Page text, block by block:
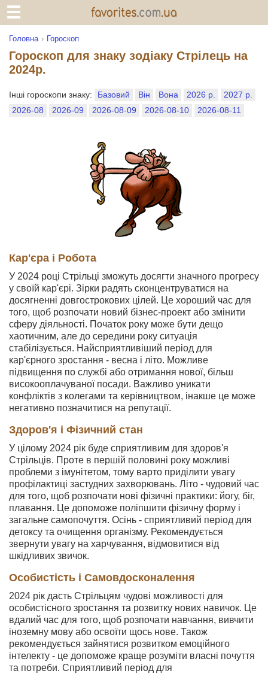
Головна Гороскоп
Гороскоп для знаку зодіаку Стрілець на
2024р.
Інші гороскопи знаку: Базовий Він Вона 2026 р.
2027 р.
2026-08
2026-09 2026-08-09 2026-08-10 2026-08-11
Кар'єра і Робота
У 2024 році Стрільці зможуть досягти значного прогресу
у своїй кар'єрі. Зірки радять сконцентруватися на
досягненні довгострокових цілей. Це хороший час для
того, щоб розпочати новий бізнес-проект або змінити
сферу діяльності. Початок року може бути дещо
хаотичним, але до середини року ситуація
стабілізується. Найсприятливіший період для
кар'єрного зростання - весна і літо. Можливе
підвищення по службі або отримання нової, більш
високооплачуваної посади. Важливо уникати
конфліктів з колегами та керівництвом, інакше це може
негативно позначитися на репутації.
Здоров'я і Фізичний стан
У цілому 2024 рік буде сприятливим для здоров'я
Стрільців. Проте в першій половині року можливі
проблеми з імунітетом, тому варто приділити увагу
профілактиці застудних захворювань. Літо - чудовий час
для того, щоб розпочати нові фізичні практики: йогу, біг,
плавання. Це допоможе поліпшити фізичну форму і
загальне самопочуття. Осінь - сприятливий період для
детоксу та очищення організму. Рекомендується
звернути увагу на харчування, відмовитися від
шкідливих звичок.
Особистість і Самовдосконалення
2024 рік дасть Стрільцям чудові можливості для
особистісного зростання та розвитку нових навичок. Це
вдалий час для того, щоб розпочати навчання, вивчити
іноземну мову або освоїти щось нове. Також
рекомендується зайнятися розвитком емоційного
інтелекту - це допоможе краще розуміти власні почуття
та потреби. Сприятливий період для